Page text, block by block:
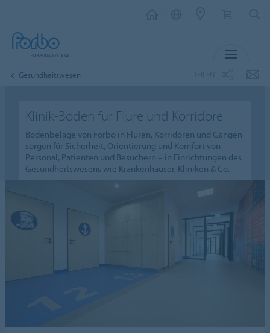
Gesundheitswesen
Klinik-Böden für Flure und Korridore
Bodenbeläge von Forbo in Fluren, Korridoren und Gängen
sorgen für Sicherheit, Orientierung und Komfort von
Personal, Patienten und Besuchern – in Einrichtungen des
Gesundheitswesens wie Krankenhäuser, Kliniken & Co.